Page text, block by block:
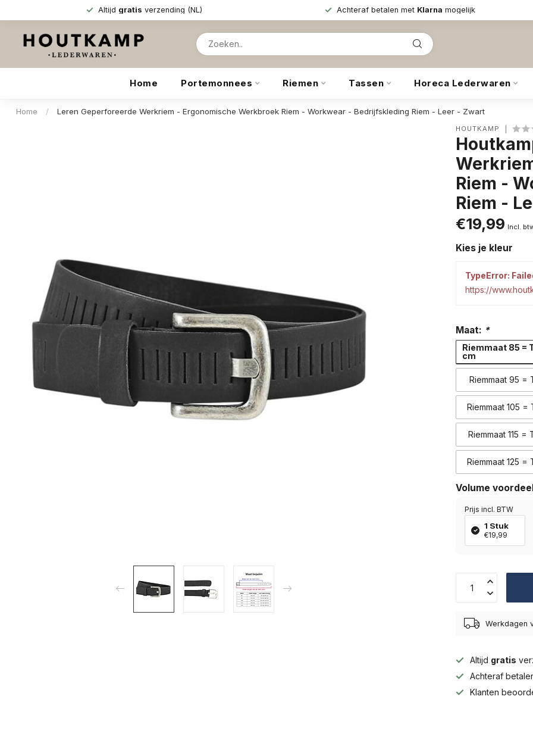
Altijd gratis verzending (NL) Achteraf betalen met Klarna mogelijk
Home Portemonnees Riemen Tassen Horeca Lederwaren
Home / Leren Geperforeerde Werkriem - Ergonomische Werkbroek Riem - Workwear - Bedrijfskleding Riem - Leer - Zwart
HOUTKAMP
Riem -
Riem -
€19,99 Incl.
Kies je kleur
TypeError:
https://
Maat: *
Riemmaat 85 =
cm
Riemmaat 95 =
Riemmaat 105 =
Riemmaat 115 =
Riemmaat 125 =
Volume
Prijs incl. BTW
1 Stuk
€19,99
Werkdagen
Altijd gratis
Achteraf
Klanten